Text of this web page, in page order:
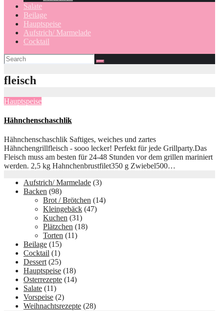
Salate
Beilage
Hauptspeise
Aufstrich/ Marmelade
Cocktail
fleisch
Hauptspeise
Hähnchenschaschlik
Hähnchenschaschlik Saftiges, weiches und zartes
Hähnchengrillfleisch - sooo lecker! Perfekt für jede Grillparty.Das
Fleisch muss am besten für 24-48 Stunden vor dem grillen mariniert
werden. 2,5 kg Hahnchenbrustfilet350 g Zwiebel500…
Aufstrich/ Marmelade (3)
Backen (98)
Brot / Brötchen (14)
Kleingebäck (47)
Kuchen (31)
Plätzchen (18)
Torten (11)
Beilage (15)
Cocktail (1)
Dessert (25)
Hauptspeise (18)
Osterrezepte (14)
Salate (11)
Vorspeise (2)
Weihnachtsrezepte (28)